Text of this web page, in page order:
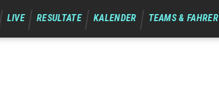
LIVE RESULTATE KALENDER TEAMS & FAHRER